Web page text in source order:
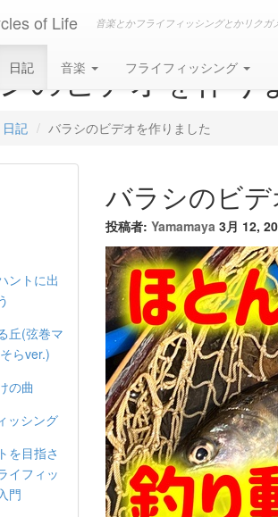
of Life 音楽とかフライフィッシングとかリクガ
日記 音楽 フライフィッシング
のビデオを作り
日記 バラシのビデオを作りました
ントに出
丘(弦巻マ
らver.)
の曲
ッシング
を目指さ
イフィッ
門
バラシのビ
投稿者: Yamamaya 3月 12,